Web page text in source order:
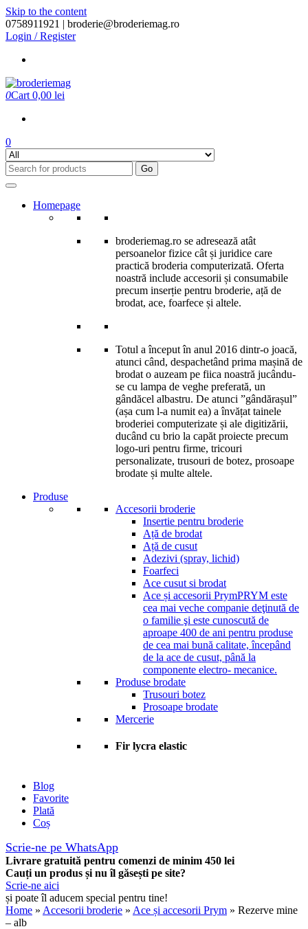
Skip to the content
0758911921 | broderie@broderiemag.ro
Login / Register
0Cart 0,00 lei
0
Go
Homepage
broderiemag.ro se adresează atât
persoanelor fizice cât și juridice care
practică broderia computerizată. Oferta
noastră include accesorii și consumabile
precum inserție pentru broderie, ață de
brodat, ace, foarfece și altele.
Totul a început în anul 2016 dintr-o joacă,
atunci când, despachetând prima mașină de
brodat o auzeam pe fiica noastră jucându-
se cu lampa de veghe preferată, un
gândăcel albastru. De atunci ”gândărașul”
(așa cum l-a numit ea) a învățat tainele
broderiei computerizate și ale digitizării,
ducând cu brio la capăt proiecte precum
logo-uri pentru firme, tricouri
personalizate, trusouri de botez, prosoape
brodate și multe altele.
Produse
Accesorii broderie
Insertie pentru broderie
Ață de brodat
Ață de cusut
Adezivi (spray, lichid)
Foarfeci
Ace cusut si brodat
Ace și accesorii PrymPRYM este
cea mai veche companie deţinută de
o familie şi este cunoscută de
aproape 400 de ani pentru produse
de cea mai bună calitate, începând
de la ace de cusut, până la
componente electro- mecanice.
Produse brodate
Trusouri botez
Prosoape brodate
Mercerie
Fir lycra elastic
Blog
Favorite
Plată
Coș
Scrie-ne pe WhatsApp
Livrare gratuită pentru comenzi de minim 450 lei
Cauți un produs și nu îl găsești pe site?
Scrie-ne aici
și poate îl aducem special pentru tine!
Home » Accesorii broderie » Ace și accesorii Prym » Rezerve mine
– alb